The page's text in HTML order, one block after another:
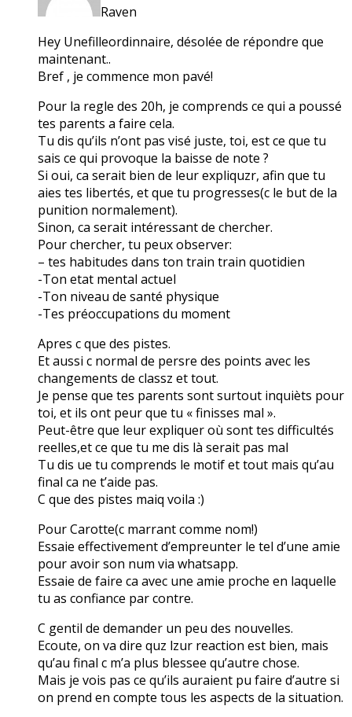
Raven
Hey Unefilleordinnaire, désolée de répondre que
maintenant..
Bref , je commence mon pavé!
Pour la regle des 20h, je comprends ce qui a poussé
tes parents a faire cela.
Tu dis qu’ils n’ont pas visé juste, toi, est ce que tu
sais ce qui provoque la baisse de note ?
Si oui, ca serait bien de leur expliquzr, afin que tu
aies tes libertés, et que tu progresses(c le but de la
punition normalement).
Sinon, ca serait intéressant de chercher.
Pour chercher, tu peux observer:
– tes habitudes dans ton train train quotidien
-Ton etat mental actuel
-Ton niveau de santé physique
-Tes préoccupations du moment
Apres c que des pistes.
Et aussi c normal de persre des points avec les
changements de classz et tout.
Je pense que tes parents sont surtout inquièts pour
toi, et ils ont peur que tu « finisses mal ».
Peut-être que leur expliquer où sont tes difficultés
reelles,et ce que tu me dis là serait pas mal
Tu dis ue tu comprends le motif et tout mais qu’au
final ca ne t’aide pas.
C que des pistes maiq voila :)
Pour Carotte(c marrant comme nom!)
Essaie effectivement d’empreunter le tel d’une amie
pour avoir son num via whatsapp.
Essaie de faire ca avec une amie proche en laquelle
tu as confiance par contre.
C gentil de demander un peu des nouvelles.
Ecoute, on va dire quz lzur reaction est bien, mais
qu’au final c m’a plus blessee qu’autre chose.
Mais je vois pas ce qu’ils auraient pu faire d’autre si
on prend en compte tous les aspects de la situation.